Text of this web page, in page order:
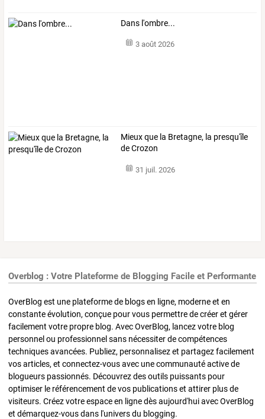
Dans l'ombre...
3 août 2026
Mieux que la Bretagne, la presqu'île
de Crozon
31 juil. 2026
Overblog : Votre Plateforme de Blogging Facile et Performante
OverBlog est une plateforme de blogs en ligne, moderne et en
constante évolution, conçue pour vous permettre de créer et gérer
facilement votre propre blog. Avec OverBlog, lancez votre blog
personnel ou professionnel sans nécessiter de compétences
techniques avancées. Publiez, personnalisez et partagez facilement
vos articles, et connectez-vous avec une communauté active de
blogueurs passionnés. Découvrez des outils puissants pour
optimiser le référencement de vos publications et attirer plus de
visiteurs. Créez votre espace en ligne dès aujourd'hui avec OverBlog
et démarquez-vous dans l'univers du blogging.